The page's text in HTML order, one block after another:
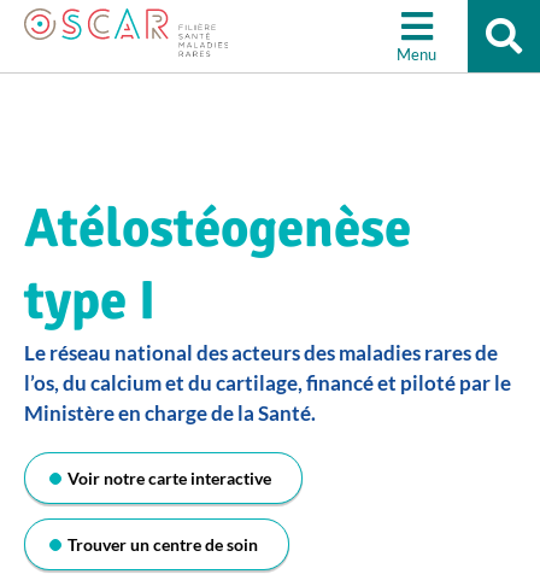
Aller à la recherche Menu
Atélostéogenèse
type I
Le réseau national des acteurs des maladies rares de
l’os, du calcium et du cartilage, financé et piloté par le
Ministère en charge de la Santé.
Voir notre carte interactive
Trouver un centre de soin